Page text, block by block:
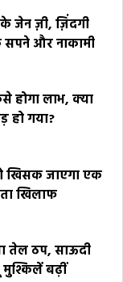
जेन ज़ी, ज़िंदगी
सपने और नाकामी
होगा लाभ, क्या
हो गया?
खिसक जाएगा एक
खिलाफ
तेल ठप, साऊदी
बढ़ीं